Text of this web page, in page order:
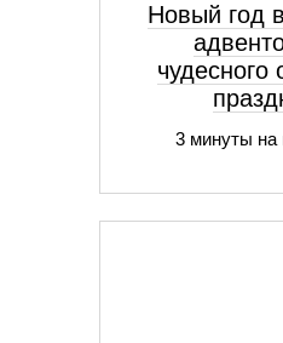
Новый год
чудесного
3 минуты на